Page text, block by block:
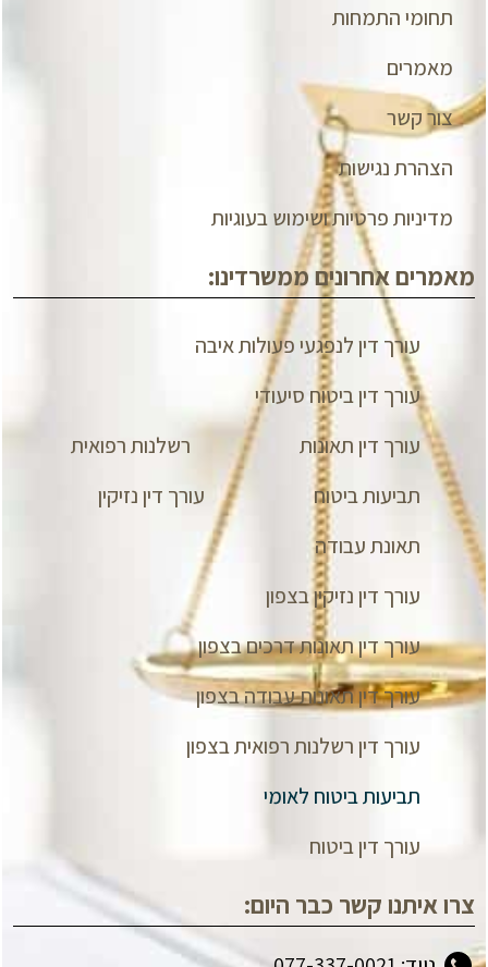
תחומי התמחות
מאמרים
צור קשר
הצהרת נגישות
מדיניות פרטיות ושימוש בעוגיות
מאמרים אחרונים ממשרדינו:
עורך דין לנפגעי פעולות איבה
עורך דין ביטוח סיעודי
עורך דין תאונות
רשלנות רפואית
תביעות ביטוח
עורך דין נזיקין
תאונת עבודה
עורך דין נזיקין בצפון
עורך דין תאונות דרכים בצפון
עורך דין תאונות עבודה בצפון
עורך דין רשלנות רפואית בצפון
תביעות ביטוח לאומי
עורך דין ביטוח
צרו איתנו קשר כבר היום: